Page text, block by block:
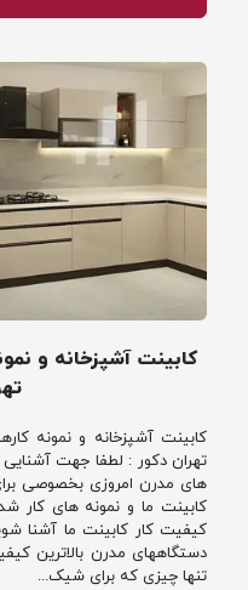
کابینت آشپزخانه و
کابینت آشپزخانه و نمونه
تهران دکور : لطفا جهت
های مدرن امروزی بخصوصی
کابینت ما و نمونه های کار
کیفیت کار کابینت ما آشنا
دستگاههای مدرن بالاترین
تنها چیزی که برای شیک...